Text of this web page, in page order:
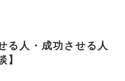
る人・成功させる人
】